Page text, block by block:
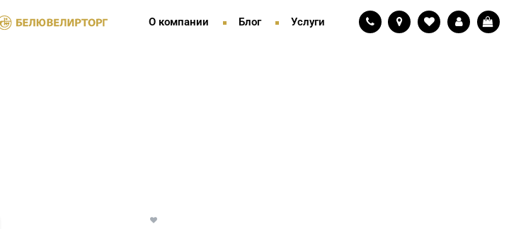
О компании Блог Услуги